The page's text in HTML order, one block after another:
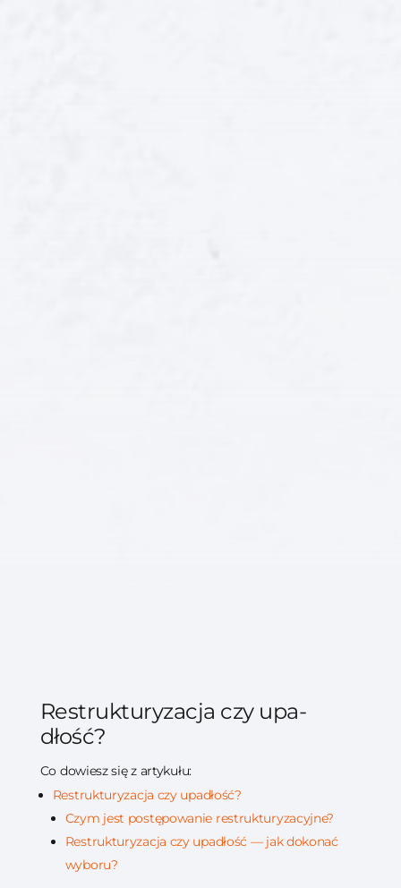
Re­struk­tu­ry­za­cja czy upa­
dłość?
Co dowiesz się z artykułu:
Re­struk­tu­ry­za­cja czy upa­dłość?
Czym jest postępowanie restrukturyzacyjne?
Re­struk­tu­ry­za­cja czy upadłość — jak dokonać
wyboru?